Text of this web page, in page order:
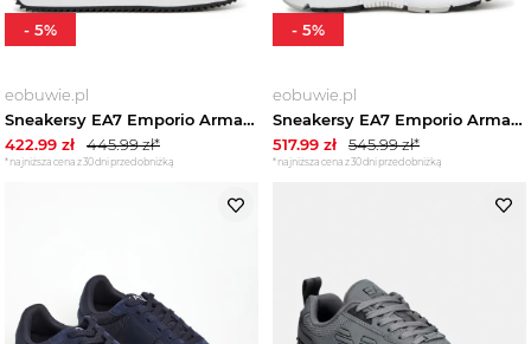
eobuwie.pl
Sneakersy EA7 Emporio Armani X8X101 XK257 U448 Czarny
422.99 zł 445.99zł*
*najniższa cena z 30 dni przed obniżką
- 5%
eobuwie.pl
Sneakersy EA7 Emporio Armani X8X237 XK425 N763 Czarny
517.99 zł 545.99zł*
*najniższa cena z 30 dni przed obniżką
- 5%